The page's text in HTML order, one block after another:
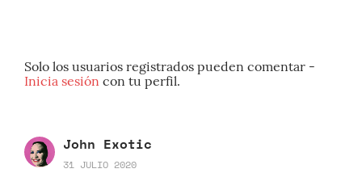
Solo los usuarios registrados pueden comentar -
Inicia sesión con tu perfil.
John Exotic
31 JULIO 2020